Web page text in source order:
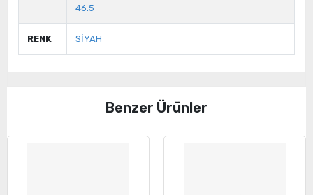
46.5
RENK SİYAH
Benzer Ürünler